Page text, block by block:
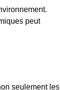
peut
seulement les